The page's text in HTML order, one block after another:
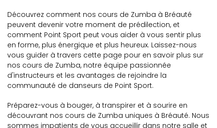
Découvrez comment nos cours de Zumba à Bréauté
peuvent devenir votre moment de prédilection, et
comment Point Sport peut vous aider à vous sentir plus
en forme, plus énergique et plus heureux. Laissez-nous
vous guider à travers cette page pour en savoir plus sur
nos cours de Zumba, notre équipe passionnée
d'instructeurs et les avantages de rejoindre la
communauté de danseurs de Point Sport.
Préparez-vous à bouger, à transpirer et à sourire en
découvrant nos cours de Zumba uniques à Bréauté. Nous
sommes impatients de vous accueillir dans notre salle et